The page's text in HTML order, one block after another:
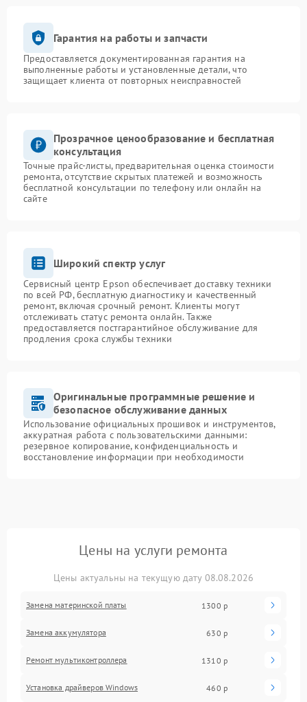
Гарантия на работы и запчасти
Предоставляется документированная гарантия на
выполненные работы и установленные детали, что
защищает клиента от повторных неисправностей
Прозрачное ценообразование и бесплатная
консультация
Точные прайс-листы, предварительная оценка стоимости
ремонта, отсутствие скрытых платежей и возможность
бесплатной консультации по телефону или онлайн на
сайте
Широкий спектр услуг
Сервисный центр Epson обеспечивает доставку техники
по всей РФ, бесплатную диагностику и качественный
ремонт, включая срочный ремонт. Клиенты могут
отслеживать статус ремонта онлайн. Также
предоставляется постгарантийное обслуживание для
продления срока службы техники
Оригинальные программные решение и
безопасное обслуживание данных
Использование официальных прошивок и инструментов,
аккуратная работа с пользовательскими данными:
резервное копирование, конфиденциальность и
восстановление информации при необходимости
Цены на услуги ремонта
Цены актуальны на текущую дату 08.08.2026
Замена материнской платы 1300 р
Замена аккумулятора 630 р
Ремонт мультиконтроллера 1310 р
Установка драйверов Windows 460 р